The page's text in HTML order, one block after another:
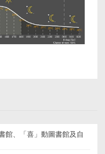
館、「喜」動圖書館及自